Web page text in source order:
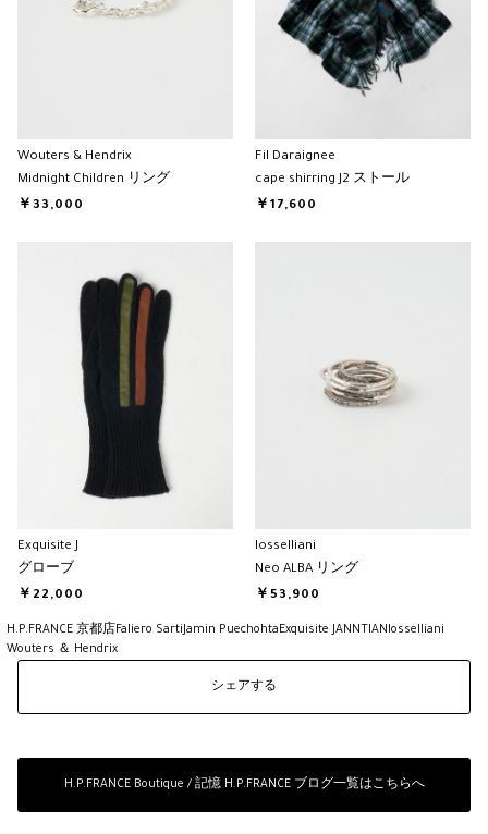
Wouters & Hendrix
Midnight Children リング
￥33,000
Fil Daraignee
cape shirring J2 ストール
￥17,600
Exquisite J
グローブ
￥22,000
Iosselliani
Neo ALBA リング
￥53,900
H.P.FRANCE 京都店Faliero Sarti Jamin PuechohtaExquisite J ANNTIANIosselliani
Wouters ＆ Hendrix
シェアする
H.P.FRANCE Boutique / 記憶 H.P.FRANCE ブログ一覧はこちらへ